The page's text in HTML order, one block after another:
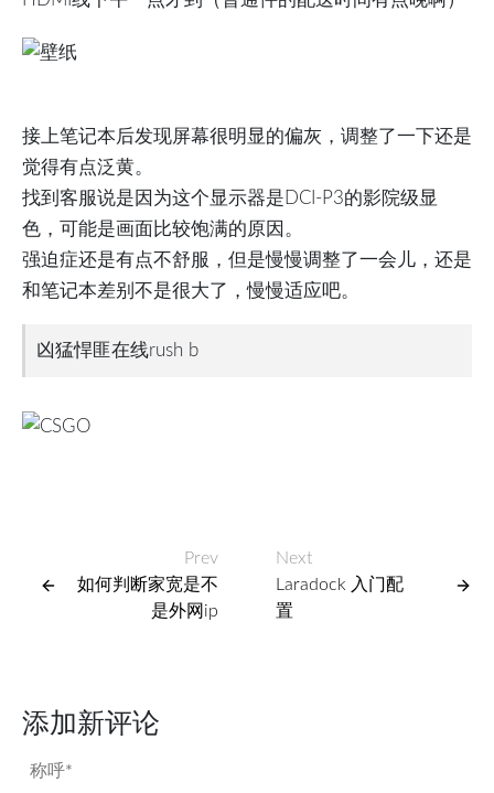
接上笔记本后发现屏幕很明显的偏灰，调整了一下还是
觉得有点泛黄。
找到客服说是因为这个显示器是DCI-P3的影院级显
色，可能是画面比较饱满的原因。
强迫症还是有点不舒服，但是慢慢调整了一会儿，还是
和笔记本差别不是很大了，慢慢适应吧。
凶猛悍匪在线rush b
Prev
如何判断家宽是不
是外网ip
Next
Laradock 入门配
置
添加新评论